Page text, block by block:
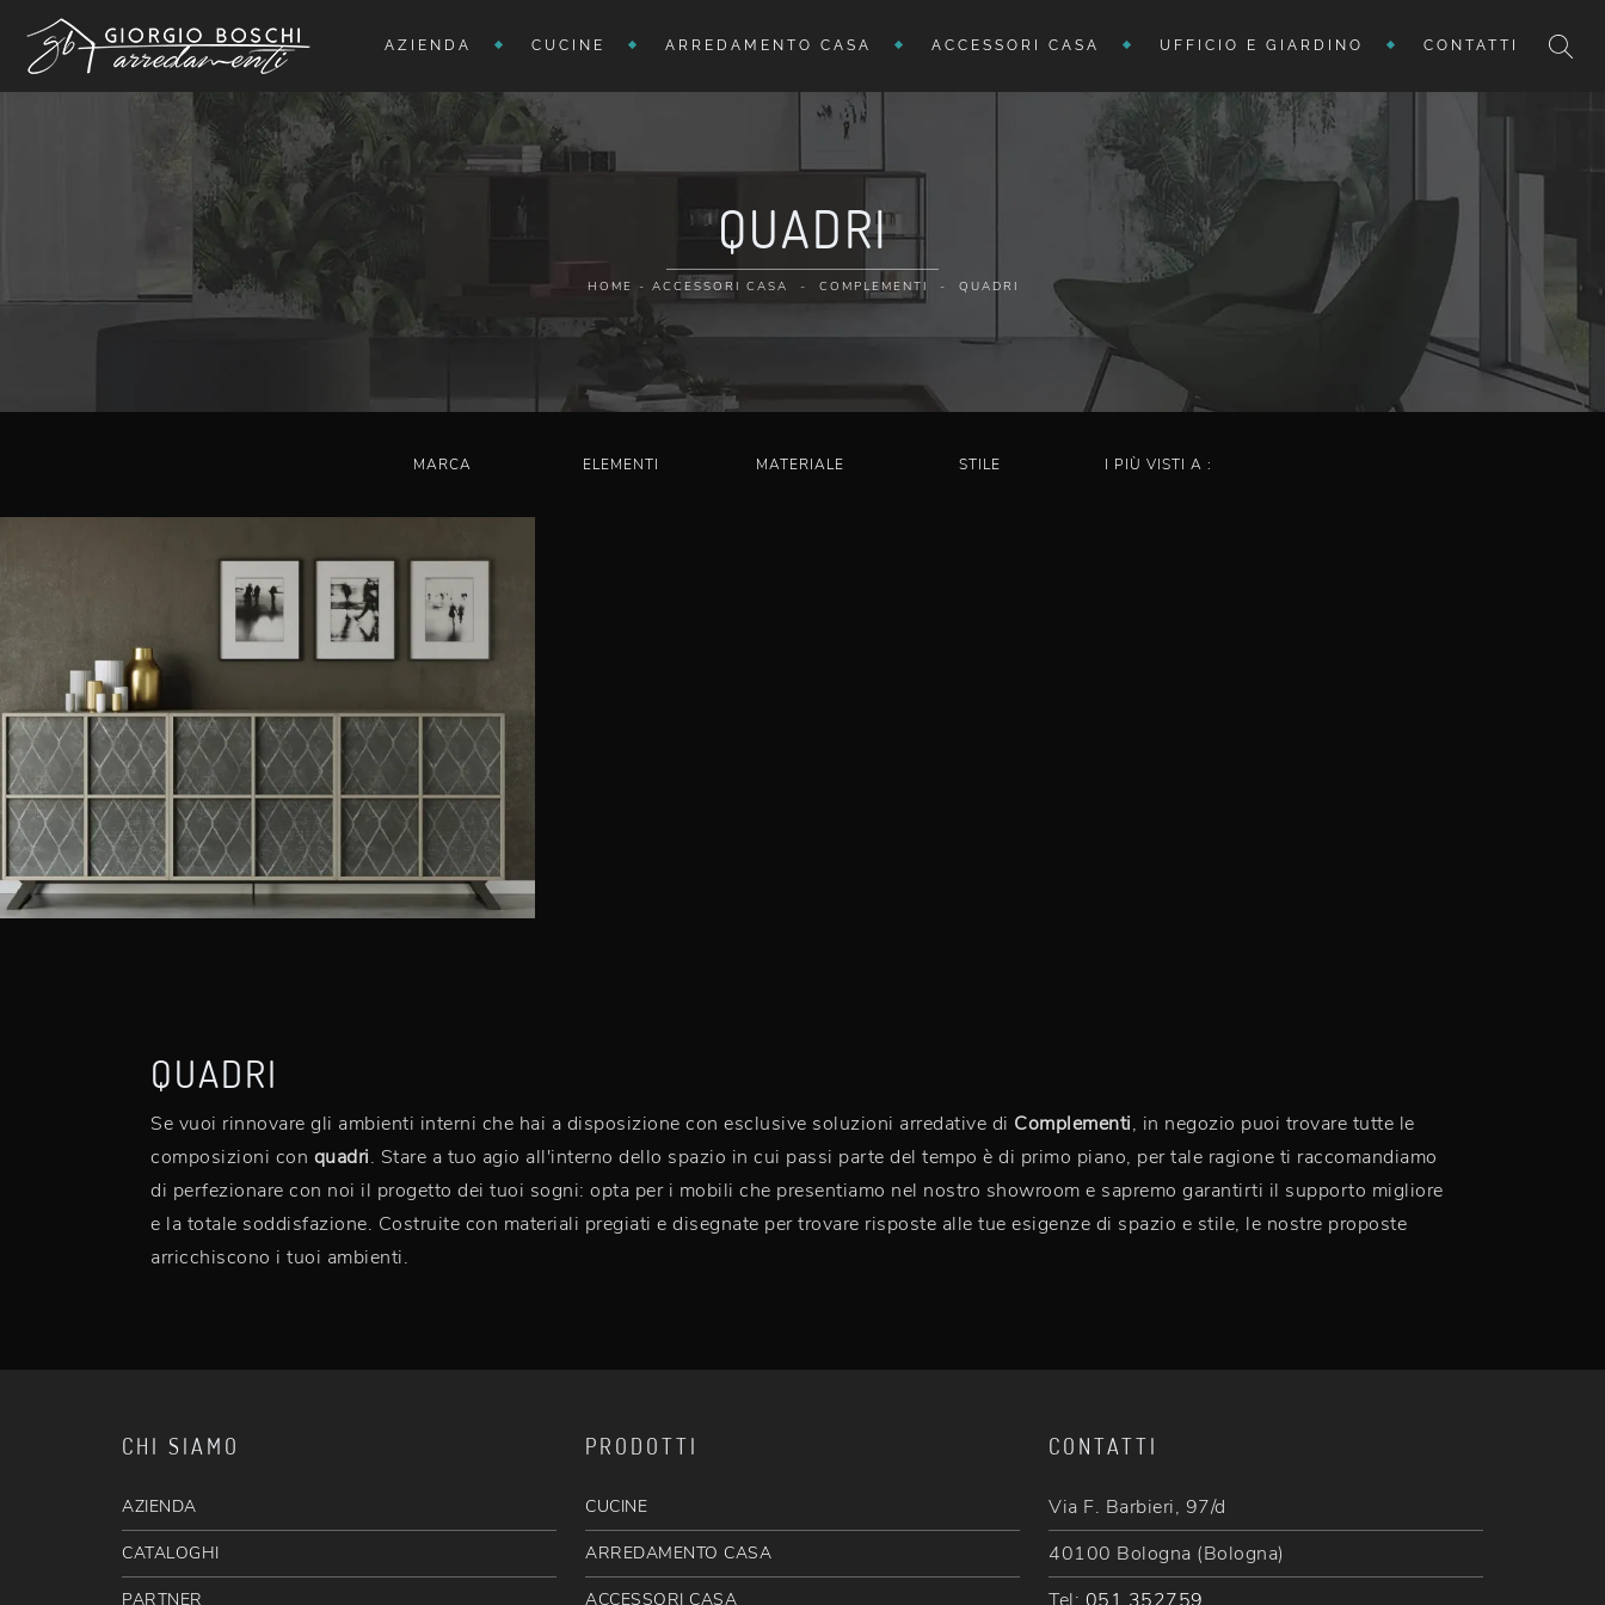
AZIENDA CUCINE ARREDAMENTO CASA ACCESSORI CASA UFFICIO E GIARDINO CONTATTI
QUADRI
HOME - ACCESSORI CASA - COMPLEMENTI - QUADRI
MARCA ELEMENTI MATERIALE STILE I PIÙ VISTI A :
QUADRI
Se vuoi rinnovare gli ambienti interni che hai a disposizione con esclusive soluzioni arredative di Complementi, in negozio puoi trovare tutte le
composizioni con quadri. Stare a tuo agio all'interno dello spazio in cui passi parte del tempo è di primo piano, per tale ragione ti raccomandiamo
di perfezionare con noi il progetto dei tuoi sogni: opta per i mobili che presentiamo nel nostro showroom e sapremo garantirti il supporto migliore
e la totale soddisfazione. Costruite con materiali pregiati e disegnate per trovare risposte alle tue esigenze di spazio e stile, le nostre proposte
arricchiscono i tuoi ambienti.
CHI SIAMO
AZIENDA
CATALOGHI
PARTNER
PRODOTTI
CUCINE
ARREDAMENTO CASA
ACCESSORI CASA
CONTATTI
Via F. Barbieri, 97/d
40100 Bologna (Bologna)